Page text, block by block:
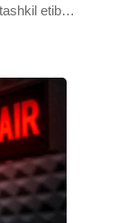
etib…